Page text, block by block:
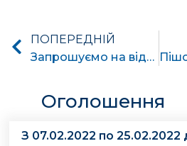
ПОПЕРЕДНІЙ
Запрошуємо на відкриту зустріч
Оголошення
З 07.02.2022 по